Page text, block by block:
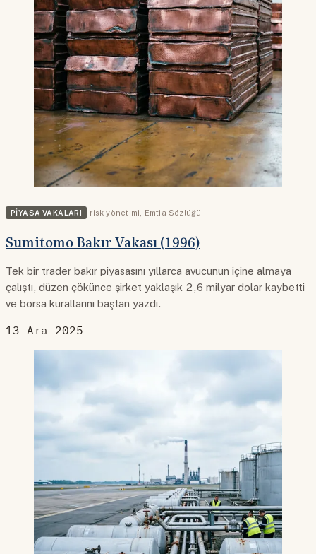
PIYASA VAKALARI risk yönetimi Emtia Sözlüğü
Sumitomo Bakır Vakası (1996)
Tek bir trader bakır piyasasını yıllarca avucunun içine almaya
çalıştı, düzen çökünce şirket yaklaşık 2,6 milyar dolar kaybetti
ve borsa kurallarını baştan yazdı.
13 Ara 2025